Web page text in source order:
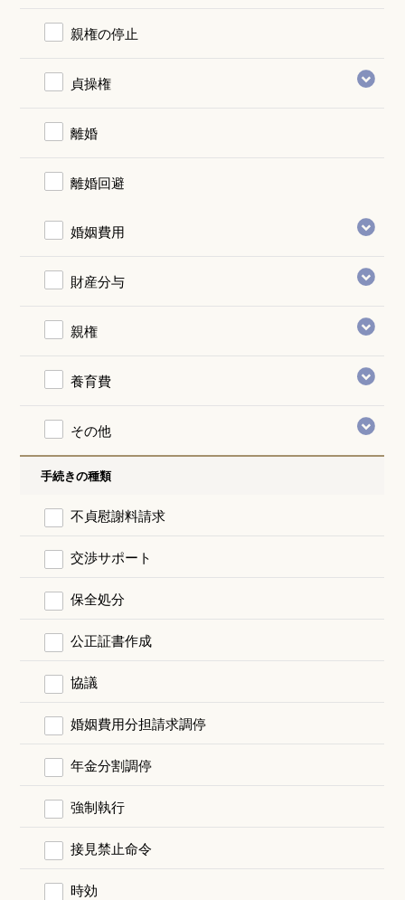
親権の停止
貞操権
離婚
離婚回避
婚姻費用
財産分与
親権
養育費
その他
手続きの種類
不貞慰謝料請求
交渉サポート
保全処分
公正証書作成
協議
婚姻費用分担請求調停
年金分割調停
強制執行
接見禁止命令
時効